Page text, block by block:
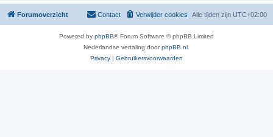
Forumoverzicht Alle tijden zijn UTC+02:00
Verwijder cookies
Contact
Powered by phpBB® Forum Software © phpBB Limited
Nederlandse vertaling doorphpBB.nl
Privacy | Gebruikersvoorwaarden